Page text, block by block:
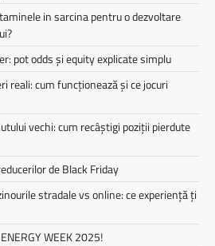
in sarcina pentru o dezvoltare
pot odds și equity explicate simplu
reali: cum funcționează și ce jocuri
vechi: cum recâștigi poziții pierdute
de Black Friday
stradale vs online: ce experiență ți
WEEK 2025!